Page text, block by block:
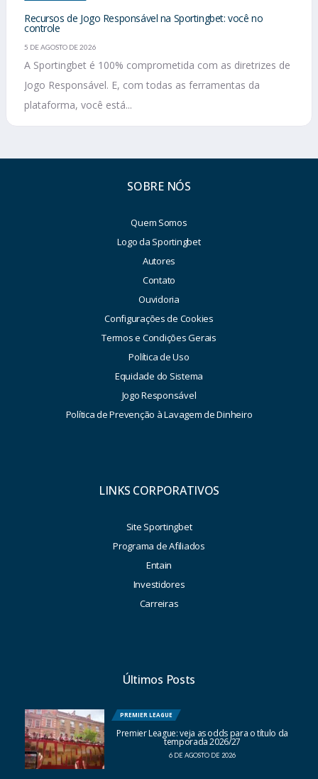
Recursos de Jogo Responsável na Sportingbet: você no
controle
5 DE AGOSTO DE 2026
A Sportingbet é 100% comprometida com as diretrizes de
Jogo Responsável. E, com todas as ferramentas da
plataforma, você está...
SOBRE NÓS
Quem Somos
Logo da Sportingbet
Autores
Contato
Ouvidoria
Configurações de Cookies
Termos e Condições Gerais
Política de Uso
Equidade do Sistema
Jogo Responsável
Política de Prevenção à Lavagem de Dinheiro
LINKS CORPORATIVOS
Site Sportingbet
Programa de Afiliados
Entain
Investidores
Carreiras
Últimos Posts
PREMIER LEAGUE
Premier League: veja as odds para o título da
temporada 2026/27
6 DE AGOSTO DE 2026